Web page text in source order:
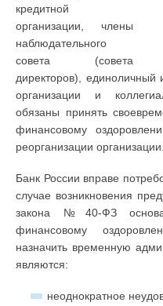
кредитной
организации, члены
наблюдательного
совета (совета
директоров), единоличный
организации и
обязаны принять
финансовому
реорганизации организации.
Банк России вправе
случае возникновения
закона №40-ФЗ
финансовому
назначить временную
являются:
неоднократное